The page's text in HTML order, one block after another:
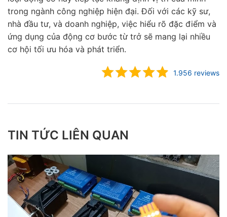
trong ngành công nghiệp hiện đại. Đối với các kỹ sư,
nhà đầu tư, và doanh nghiệp, việc hiểu rõ đặc điểm và
ứng dụng của động cơ bước từ trở sẽ mang lại nhiều
cơ hội tối ưu hóa và phát triển.
1.956 reviews
TIN TỨC LIÊN QUAN